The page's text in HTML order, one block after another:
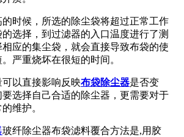
时候，所选的除尘袋将超过正常工作
选择，到过滤器的入口温度进行了测
应的集尘袋，就会直接导致布袋的使
严重烧坏在很短的时间。
以直接影响反映布袋除尘器是否变
选择自己合适的除尘器，更需要对于
维护。
玻纤除尘器布袋滤料覆合方法是,用胶